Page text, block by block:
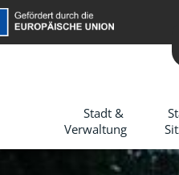
Stadt &
Verwaltung